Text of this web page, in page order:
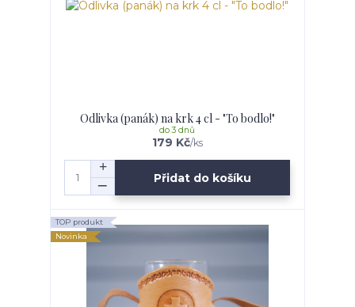
Odlivka (panák) na krk 4 cl - "To bodlo!"
179 Kč/ks
do 3 dnů
Přidat do košíku
TOP produkt
Novinka